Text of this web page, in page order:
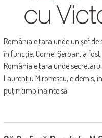
România e ţara unde un şef de
în funcţie, Cornel Şerban, a
România e ţara unde
Laurenţiu Mironescu, e demis,
puţin timp înainte să